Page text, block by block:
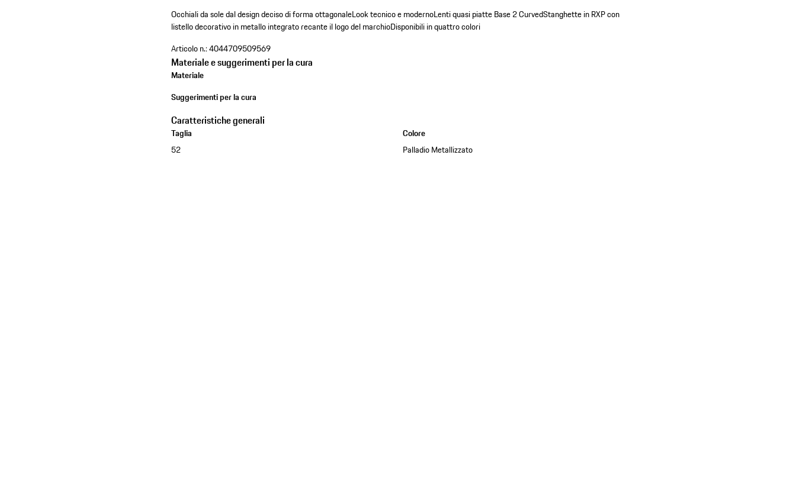
Occhiali da sole dal design deciso di forma ottagonaleLook tecnico e modernoLenti quasi piatte Base 2 CurvedStanghette in RXP con
listello decorativo in metallo integrato recante il logo del marchioDisponibili in quattro colori
Articolo n.:4044709509569
Materiale e suggerimenti per la cura
Materiale
Suggerimenti per la cura
Caratteristiche generali
Taglia
52
Colore
Palladio Metallizzato